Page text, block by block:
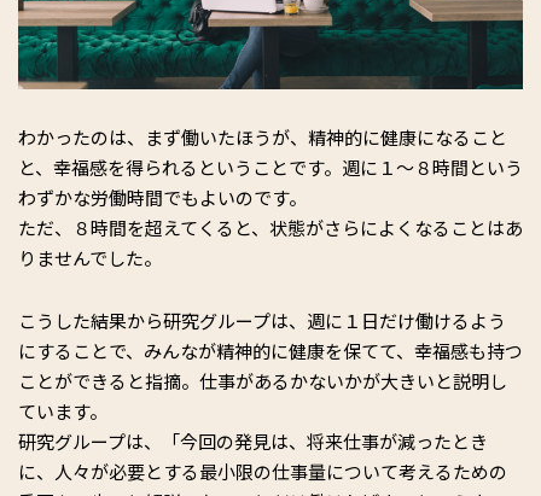
わかったのは、まず働いたほうが、精神的に健康になること
と、幸福感を得られるということです。週に１〜８時間という
わずかな労働時間でもよいのです。
ただ、８時間を超えてくると、状態がさらによくなることはあ
りませんでした。
こうした結果から研究グループは、週に１日だけ働けるよう
にすることで、みんなが精神的に健康を保てて、幸福感も持つ
ことができると指摘。仕事があるかないかが大きいと説明し
ています。
研究グループは、「今回の発見は、将来仕事が減ったとき
に、人々が必要とする最小限の仕事量について考えるための